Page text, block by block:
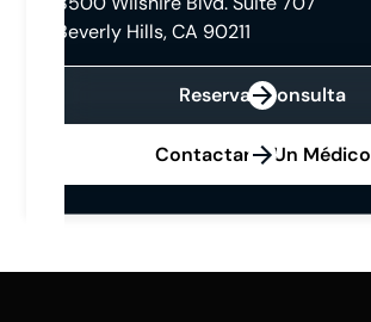
Beverly Hills, CA 90211
Reservar Consulta
Contactar A Un Médico